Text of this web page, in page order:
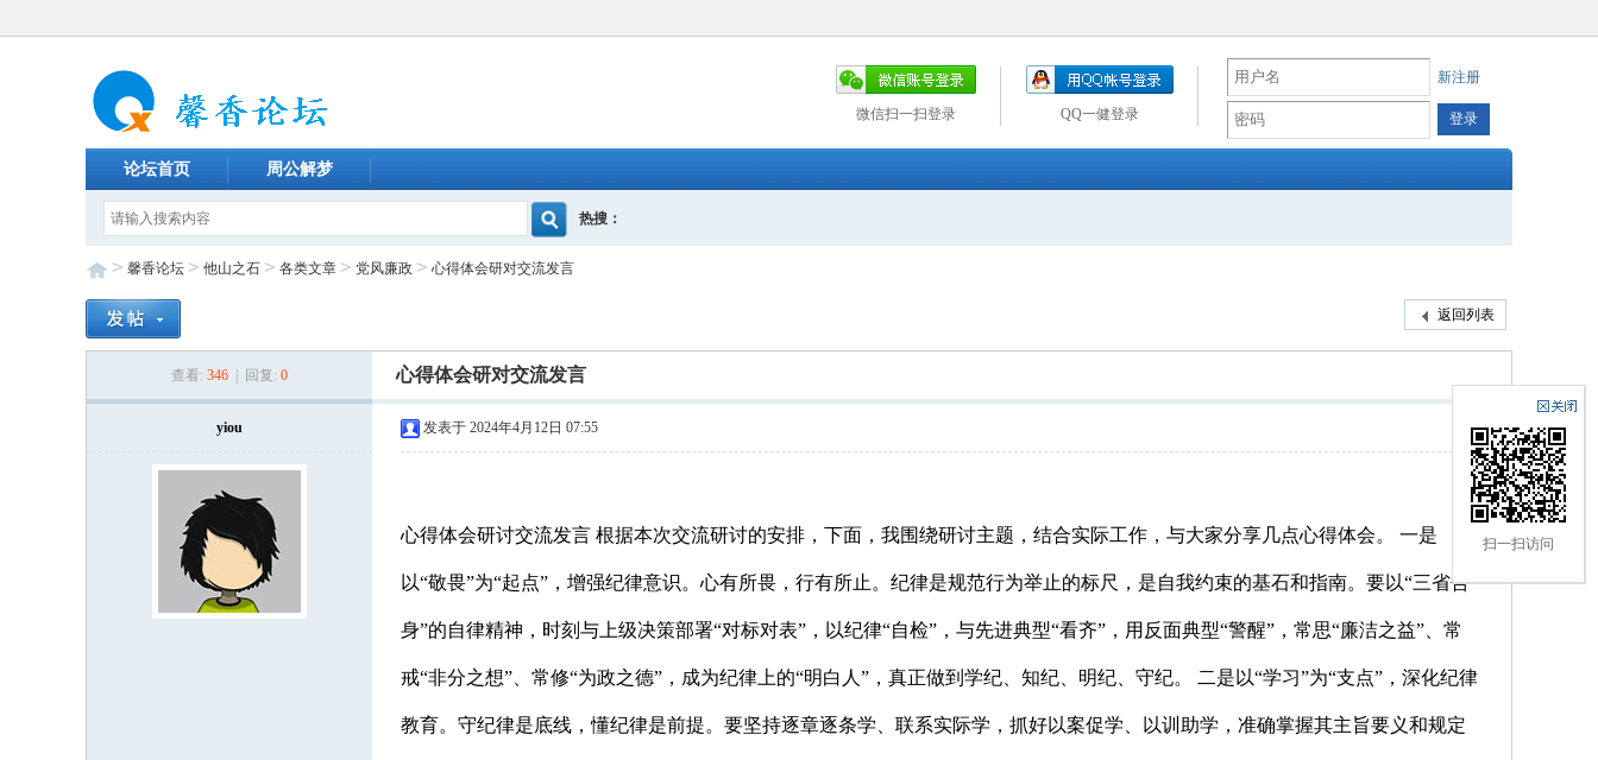
新注册
QQ一健登录
微信扫一扫登录
论坛首页 周公解梦
热搜：
> 馨香论坛 > 他山之石 > 各类文章 > 党风廉政 > 心得体会研对交流发言
返回列表
查看: 346| 回复: 0
yiou
心得体会研对交流发言
楼主
发表于 2024年4月12日 07:55
心得体会研讨交流发言 根据本次交流研讨的安排，下面，我围绕研讨主题，结合实际工作，与大家分享几点心得体会。 一是
以“敬畏”为“起点”，增强纪律意识。心有所畏，行有所止。纪律是规范行为举止的标尺，是自我约束的基石和指南。要以“三省吾
身”的自律精神，时刻与上级决策部署“对标对表”，以纪律“自检”，与先进典型“看齐”，用反面典型“警醒”，常思“廉洁之益”、常
戒“非分之想”、常修“为政之德”，成为纪律上的“明白人”，真正做到学纪、知纪、明纪、守纪。 二是以“学习”为“支点”，深化纪律
教育。守纪律是底线，懂纪律是前提。要坚持逐章逐条学、联系实际学，抓好以案促学、以训助学，准确掌握其主旨要义和规定
扫一扫访问